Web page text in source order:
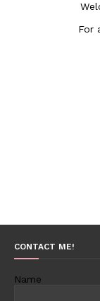
For
CONTACT ME!
Name